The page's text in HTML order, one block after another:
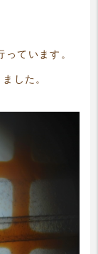
ています。
した。